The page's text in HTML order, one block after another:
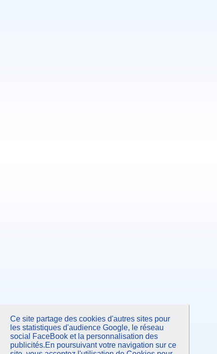
Ce site partage des cookies d'autres sites pour
les statistiques d'audience Google, le réseau
social FaceBook et la personnalisation des
publicités.En poursuivant votre navigation sur ce